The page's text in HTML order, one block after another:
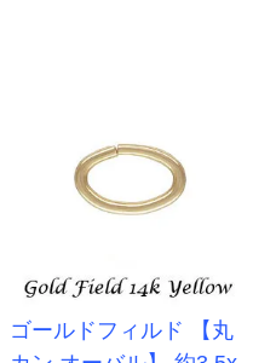
ゴールドフィルド 【丸